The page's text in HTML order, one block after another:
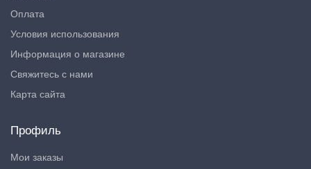
Оплата
Условия использования
Информация о магазине
Свяжитесь с нами
Карта сайта
Профиль
Мои заказы